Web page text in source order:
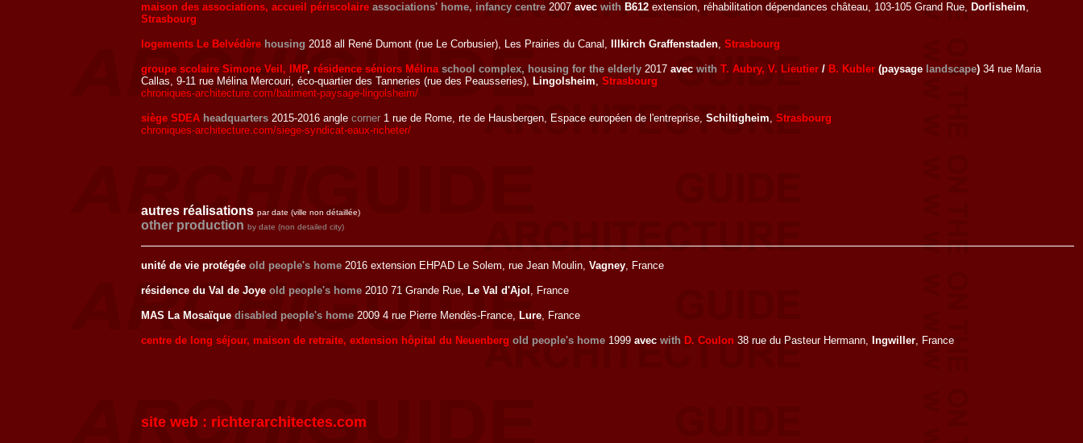
maison des associations, accueil périscolaire associations' home, infancy centre 2007 avec with B612 extension, réhabilitation dépendances château, 103-105 Grand Rue, Dorlisheim,
Strasbourg
logements Le Belvédère housing 2018 all René Dumont (rue Le Corbusier), Les Prairies du Canal, Illkirch Graffenstaden, Strasbourg
groupe scolaire Simone Veil, IMP, résidence séniors Mélina school complex, housing for the elderly 2017 avec with T. Aubry, V. Lieutier / B. Kubler (paysage landscape) 34 rue Maria
Callas, 9-11 rue Mélina Mercouri, éco-quartier des Tanneries (rue des Peausseries), Lingolsheim, Strasbourg
chroniques-architecture.com/batiment-paysage-lingolsheim/
siège SDEA headquarters 2015-2016 angle corner 1 rue de Rome, rte de Hausbergen, Espace européen de l'entreprise, Schiltigheim, Strasbourg
chroniques-architecture.com/siege-syndicat-eaux-richeter/
autres réalisations par date (ville non détaillée)
other production by date (non detailed city)
unité de vie protégée old people's home 2016 extension EHPAD Le Solem, rue Jean Moulin, Vagney, France
résidence du Val de Joye old people's home 2010 71 Grande Rue, Le Val d'Ajol , France
MAS La Mosaïque disabled people's home 2009 4 rue Pierre Mendès-France, Lure, France
centre de long séjour, maison de retraite, extension hôpital du Neuenberg old people's home 1999 avec with D. Coulon 38 rue du Pasteur Hermann, Ingwiller, France
site web : richterarchitectes.com